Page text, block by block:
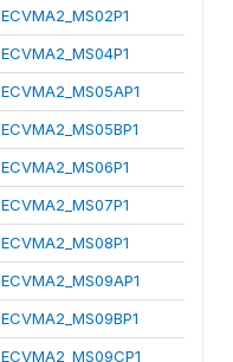
ECVMA2_MS02P1
ECVMA2_MS04P1
ECVMA2_MS05AP1
ECVMA2_MS05BP1
ECVMA2_MS06P1
ECVMA2_MS07P1
ECVMA2_MS08P1
ECVMA2_MS09AP1
ECVMA2_MS09BP1
ECVMA2_MS09CP1